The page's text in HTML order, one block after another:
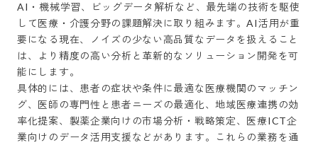
AI・機械学習、ビッグデータ解析など、最先端の技術を駆使
して医療・介護分野の課題解決に取り組みます。AI活用が重
要になる現在、ノイズの少ない高品質なデータを扱えること
は、より精度の高い分析と革新的なソリューション開発を可
能にします。
具体的には、患者の症状や条件に最適な医療機関のマッチン
グ、医師の専門性と患者ニーズの最適化、地域医療連携の効
率化提案、製薬企業向けの市場分析・戦略策定、医療ICT企
業向けのデータ活用支援などがあります。これらの業務を通